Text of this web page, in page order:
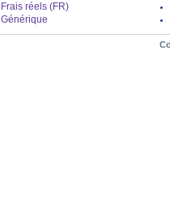
Frais réels (FR)
Générique